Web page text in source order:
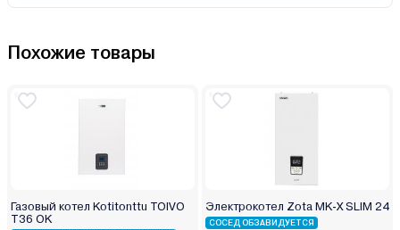
Похожие товары
Газовый котел Kotitonttu TOIVO
T36 OK
Электрокотел Zota MK-X SLIM 24
СОСЕД ОБЗАВИДУЕТСЯ